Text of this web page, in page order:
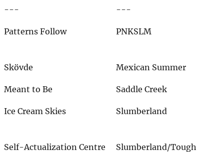
--- ---
Patterns Follow PNKSLM
Skövde Mexican Summer
Meant to Be Saddle Creek
Ice Cream Skies Slumberland
Self-Actualization Centre
Slumberland/Tough